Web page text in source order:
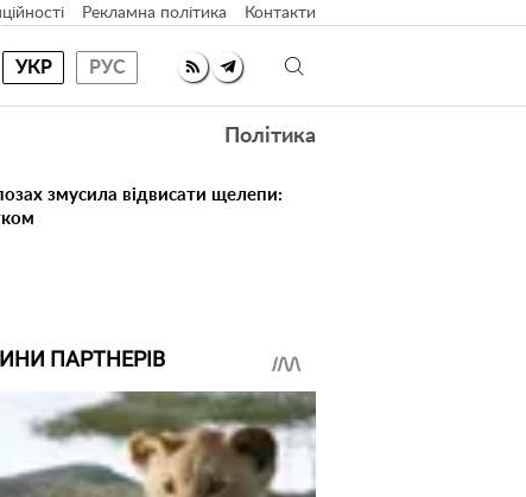
Рекламна політика Контакти
УКР РУС
Політика
змусила відвисати щелепи:
ПАРТНЕРІВ